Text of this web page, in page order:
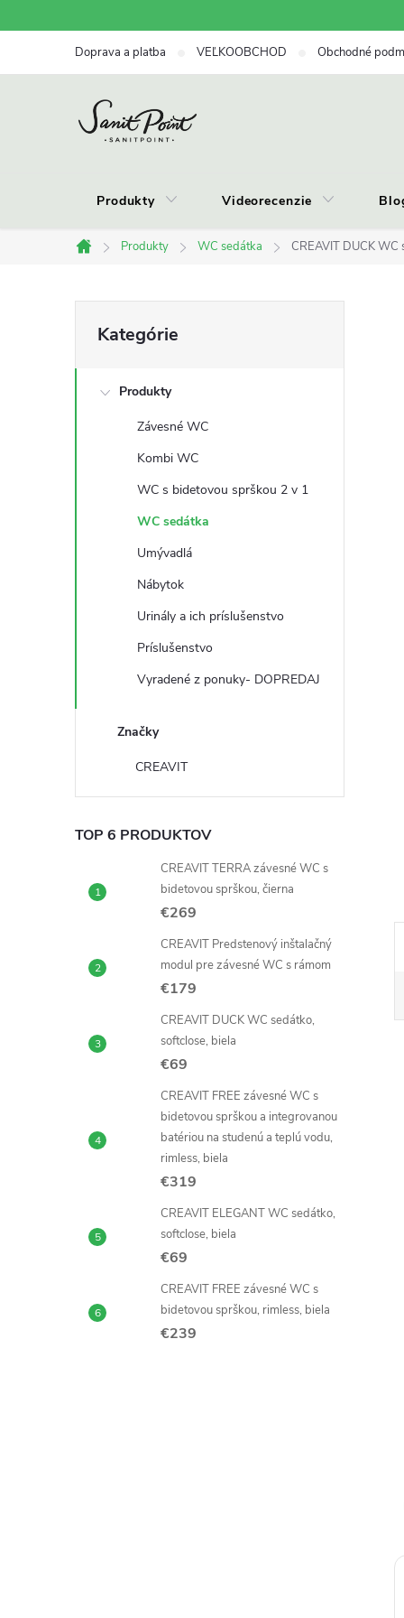
na
Doprava a platba VEĽKOOBCHOD Obchodné
Produkty Videorecenzie
Domov
Produkty WC sedátka CREAVIT DUCK WC
o
kategórie
Kategórie
Produkty
Závesné WC
Kombi WC
WC s bidetovou sprškou 2 v 1
WC sedátka
Umývadlá
Nábytok
Urinály a ich príslušenstvo
Príslušenstvo
Vyradené z ponuky- DOPREDAJ
Značky
CREAVIT
TOP 6 PRODUKTOV
CREAVIT TERRA závesné WC s
bidetovou sprškou, čierna
€269
CREAVIT Predstenový inštalačný
modul pre závesné WC s rámom
€179
CREAVIT DUCK WC sedátko,
softclose, biela
€69
CREAVIT FREE závesné WC s
bidetovou sprškou a integrovanou
batériou na studenú a teplú vodu,
rimless, biela
€319
CREAVIT ELEGANT WC sedátko,
softclose, biela
€69
CREAVIT FREE závesné WC s
bidetovou sprškou, rimless, biela
€239